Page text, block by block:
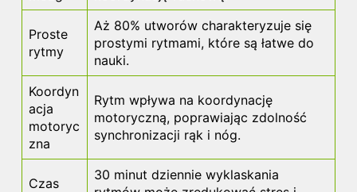
Proste
rytmy
Aż 80% utworów charakteryzuje się
prostymi rytmami, które są łatwe do
nauki.
Koordyn
acja
motoryc
zna
Rytm wpływa na koordynację
motoryczną, poprawiając zdolność
synchronizacji rąk i nóg.
Czas
30 minut dziennie wyklaskania